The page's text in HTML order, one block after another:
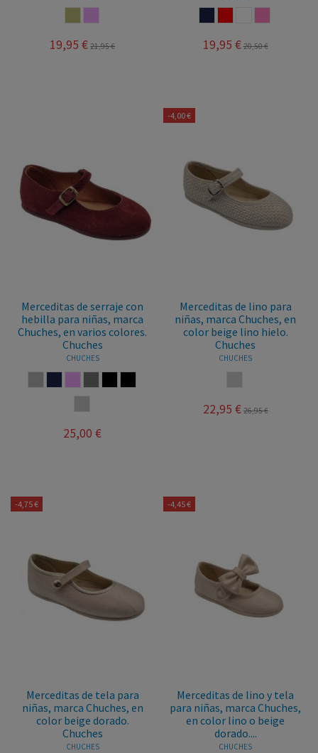
19,95 € 21,95 € 19,95 € 20,50 €
Merceditas de serraje con
hebilla para niñas, marca
Chuches, en varios colores.
Chuches
CHUCHES
25,00 €
-4,00 €
Merceditas de lino para
niñas, marca Chuches, en
color beige lino hielo.
Chuches
CHUCHES
22,95 € 26,95 €
-4,75 €
Merceditas de tela para
niñas, marca Chuches, en
color beige dorado.
Chuches
CHUCHES
-4,45 €
Merceditas de lino y tela
para niñas, marca Chuches,
en color lino o beige
dorado....
CHUCHES